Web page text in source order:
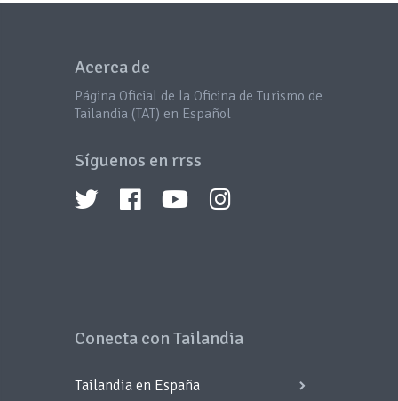
Acerca de
Página Oficial de la Oficina de Turismo de
Tailandia (TAT) en Español
Síguenos en rrss
Conecta con Tailandia
Tailandia en España